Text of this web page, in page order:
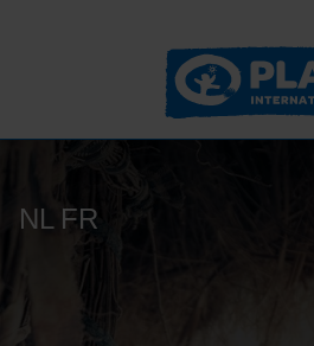
NL FR